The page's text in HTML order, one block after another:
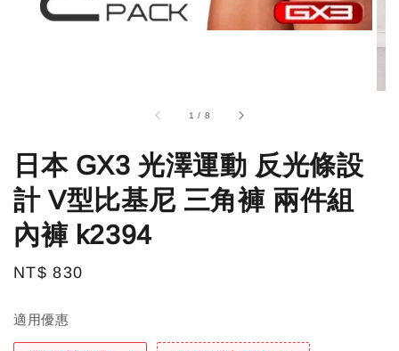
1 / 8
日本 GX3 光澤運動 反光條設
計 V型比基尼 三角褲 兩件組
內褲 k2394
Regular
NT$ 830
適用優惠